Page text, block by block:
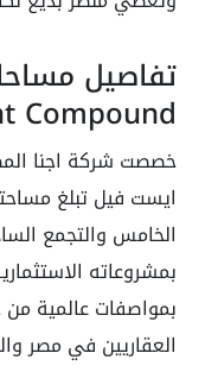
Compound
خصصت شركة اجنا
الخامس والتجمع
بمشروعاته
بمواصفات عالمية
العقاريين في مصر